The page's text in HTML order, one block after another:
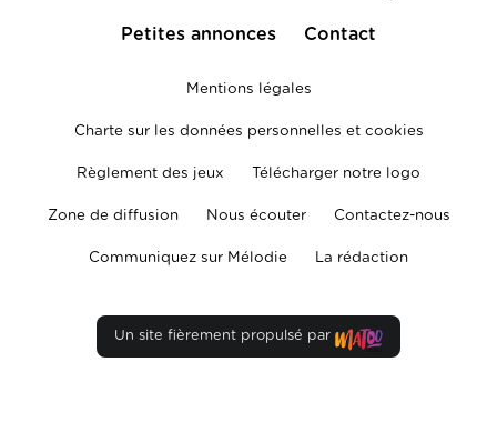
Petites annonces Contact
Mentions légales
Charte sur les données personnelles et cookies
Règlement des jeux Télécharger notre logo
Zone de diffusion Nous écouter Contactez-nous
Communiquez sur Mélodie La rédaction
Un site fièrement propulsé par